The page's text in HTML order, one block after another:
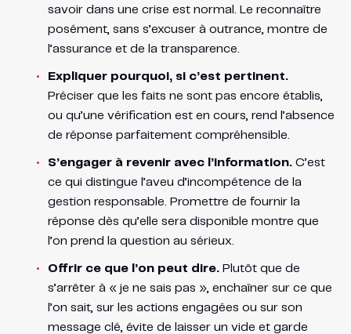
savoir dans une crise est normal. Le reconnaître
posément, sans s’excuser à outrance, montre de
l’assurance et de la transparence.
Expliquer pourquoi, si c’est pertinent.
Préciser que les faits ne sont pas encore établis,
ou qu’une vérification est en cours, rend l’absence
de réponse parfaitement compréhensible.
S’engager à revenir avec l’information.C’est
ce qui distingue l’aveu d’incompétence de la
gestion responsable. Promettre de fournir la
réponse dès qu’elle sera disponible montre que
l’on prend la question au sérieux.
Offrir ce que l’on peut dire.Plutôt que de
s’arrêter à « je ne sais pas », enchaîner sur ce que
l’on sait, sur les actions engagées ou sur son
message clé, évite de laisser un vide et garde